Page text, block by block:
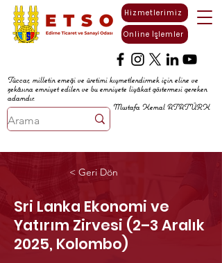
Online İşlemler
Hizmetlerimiz
Tüccar, milletin emeği ve üretimi kıymetlendirmek için eline ve
zekâsına emniyet edilen ve bu emniyete liyâkat göstermesi gereken
adamdır.
Mustafa Kemal ATATÜRK
< Geri Dön
Sri Lanka Ekonomi ve
Yatırım Zirvesi (2–3 Aralık
2025, Kolombo)